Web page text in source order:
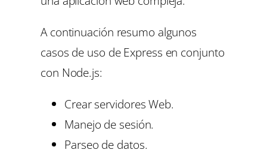
A continuación resumo algunos
casos de uso de Express en conjunto
con Node.js:
Crear servidores Web.
Manejo de sesión.
Parseo de datos.